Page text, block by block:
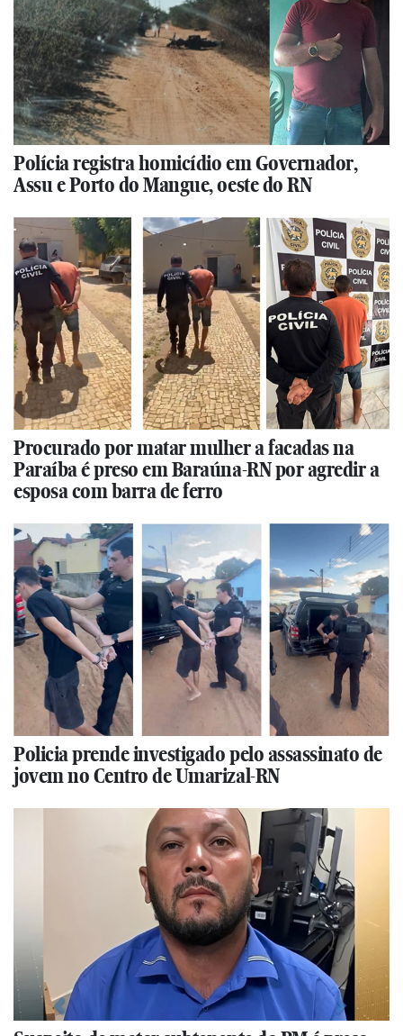
Polícia registra homicídio em Governador,
Assu e Porto do Mangue, oeste do RN
Procurado por matar mulher a facadas na
Paraíba é preso em Baraúna-RN por agredir a
esposa com barra de ferro
Policia prende investigado pelo assassinato de
jovem no Centro de Umarizal-RN